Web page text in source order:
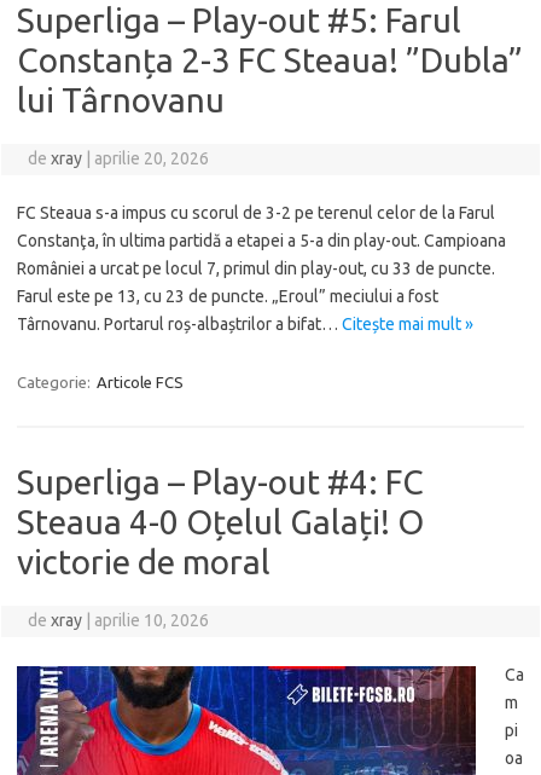
Superliga – Play-out #5: Farul
Constanța 2-3 FC Steaua! ”Dubla”
lui Târnovanu
de xray aprilie 20, 2026
FC Steaua s-a impus cu scorul de 3-2 pe terenul celor de la Farul
Constanţa, în ultima partidă a etapei a 5-a din play-out. Campioana
României a urcat pe locul 7, primul din play-out, cu 33 de puncte.
Farul este pe 13, cu 23 de puncte. „Eroul” meciului a fost
Târnovanu. Portarul roș-albaștrilor a bifat… Citește mai mult »
Categorie: Articole FCS
Superliga – Play-out #4: FC
Steaua 4-0 Oțelul Galați! O
victorie de moral
de xray aprilie 10, 2026
Ca
m
pi
oa